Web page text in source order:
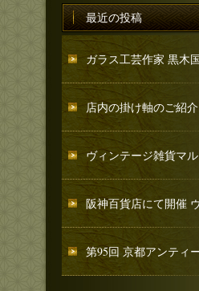
最近の投稿
店内の掛け軸のご紹介